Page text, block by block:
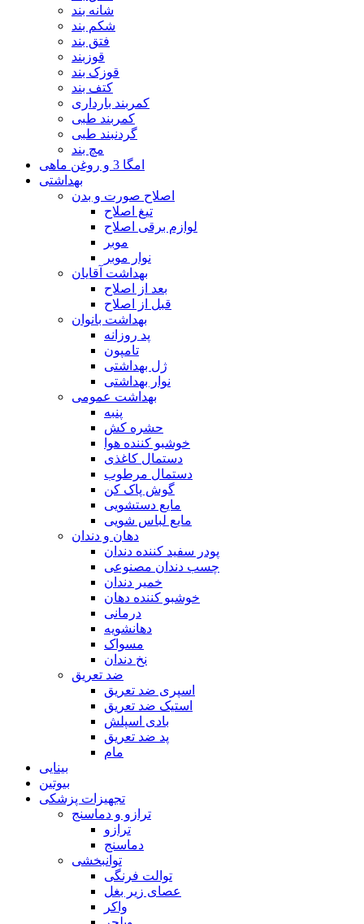
شانه بند
شکم بند
فتق بند
قوزبند
قوزک بند
کتف بند
کمربند بارداری
کمربند طبی
گردنبند طبی
مچ بند
امگا 3 و روغن ماهی
بهداشتی
اصلاح صورت و بدن
تیغ اصلاح
لوازم برقی اصلاح
موبر
نوار موبر
بهداشت آقایان
بعد از اصلاح
قبل از اصلاح
بهداشت بانوان
پد روزانه
تامپون
ژل بهداشتی
نوار بهداشتی
بهداشت عمومی
پنبه
حشره کش
خوشبو کننده هوا
دستمال کاغذی
دستمال مرطوب
گوش پاک کن
مایع دستشویی
مایع لباس شویی
دهان و دندان
پودر سفید کننده دندان
چسب دندان مصنوعی
خمیر دندان
خوشبو کننده دهان
درمانی
دهانشویه
مسواک
نخ دندان
ضد تعریق
اسپری ضد تعریق
استیک ضد تعریق
بادی اسپلش
پد ضد تعریق
مام
بینایی
بیوتین
تجهیزات پزشکی
ترازو و دماسنج
ترازو
دماسنج
توانبخشی
توالت فرنگی
عصای زیر بغل
واکر